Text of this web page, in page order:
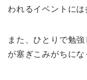
われるイベントには
また、ひとりで勉
が塞ぎこみがちにな